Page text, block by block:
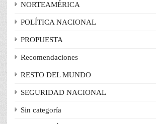
NORTEAMÉRICA
POLÍTICA NACIONAL
PROPUESTA
Recomendaciones
RESTO DEL MUNDO
SEGURIDAD NACIONAL
Sin categoría